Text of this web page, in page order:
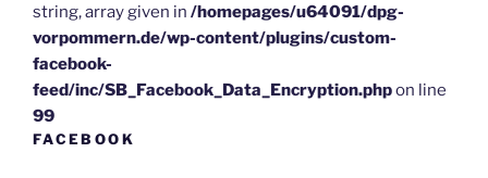
string, array given in /homepages/u64091/dpg-
vorpommern.de/wp-content/plugins/custom-
facebook-
feed/inc/SB_Facebook_Data_Encryption.phpon line
99
FACEBOOK